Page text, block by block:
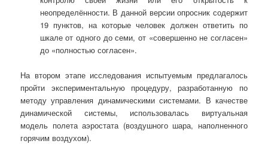
неопределённости. В данной версии опросник содержит
19 пунктов, на которые человек должен ответить по
шкале от одного до семи, от «совершенно не согласен»
до «полностью согласен».
На втором этапе исследования испытуемым предлагалось
пройти экспериментальную процедуру, разработанную по
методу управления динамическими системами. В качестве
динамической системы, использовалась виртуальная
модель полета аэростата (воздушного шара, наполненного
горячим воздухом).